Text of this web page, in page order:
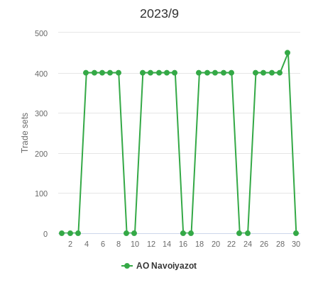
Trade sets
2023/9
АО Navoiyazot
2 4 6 8 10 12 14 16 18 20 22 24 26 28 30
0
100
200
300
400
500